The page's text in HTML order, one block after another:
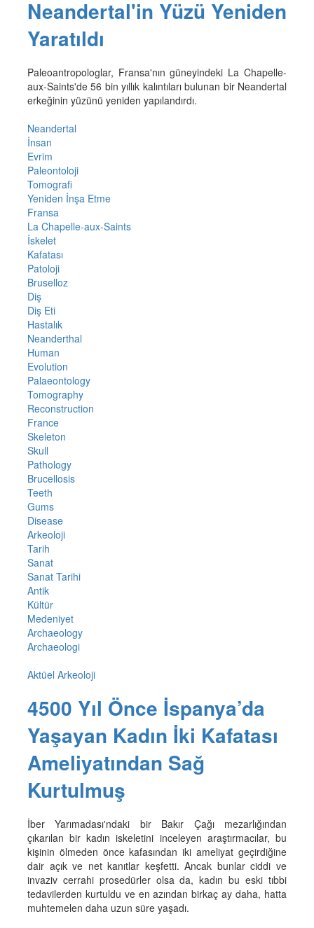
Neandertal'in Yüzü Yeniden
Yaratıldı
Paleoantropologlar, Fransa'nın güneyindeki La Chapelle-
aux-Saints'de 56 bin yıllık kalıntıları bulunan bir Neandertal
erkeğinin yüzünü yeniden yapılandırdı.
Neandertal
İnsan
Evrim
Paleontoloji
Tomografi
Yeniden İnşa Etme
Fransa
La Chapelle-aux-Saints
İskelet
Kafatası
Patoloji
Bruselloz
Diş
Diş Eti
Hastalık
Neanderthal
Human
Evolution
Palaeontology
Tomography
Reconstruction
France
Skeleton
Skull
Pathology
Brucellosis
Teeth
Gums
Disease
Arkeoloji
Tarih
Sanat
Sanat Tarihi
Antik
Kültür
Medeniyet
Archaeology
Archaeologi
Aktüel Arkeoloji
4500 Yıl Önce İspanya’da
Yaşayan Kadın İki Kafatası
Ameliyatından Sağ
Kurtulmuş
İber Yarımadası'ndaki bir Bakır Çağı mezarlığından
çıkarılan bir kadın iskeletini inceleyen araştırmacılar, bu
kişinin ölmeden önce kafasından iki ameliyat geçirdiğine
dair açık ve net kanıtlar keşfetti. Ancak bunlar ciddi ve
invaziv cerrahi prosedürler olsa da, kadın bu eski tıbbi
tedavilerden kurtuldu ve en azından birkaç ay daha, hatta
muhtemelen daha uzun süre yaşadı.